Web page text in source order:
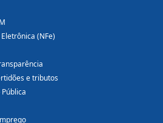
(NFe)
e tributos